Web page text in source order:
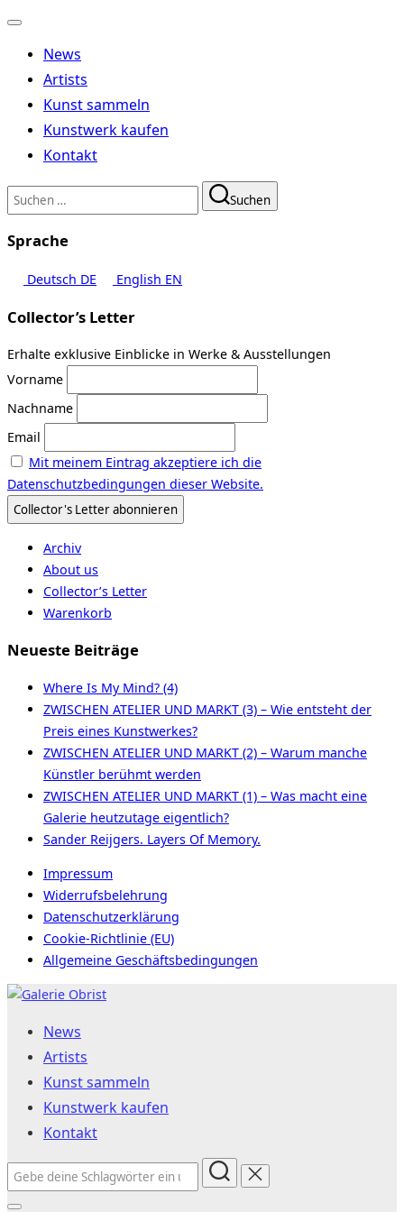
Navigation
umschalten
News
Artists
Kunst sammeln
Kunstwerk kaufen
Kontakt
Suchen
nach:
Suchen
Sprache
Deutsch DE English EN
Collector’s Letter
Erhalte exklusive Einblicke in Werke & Ausstellungen
Vorname
Nachname
Email
Mit meinem Eintrag akzeptiere ich die
Datenschutzbedingungen dieser Website.
Archiv
About us
Collector’s Letter
Warenkorb
Neueste Beiträge
Where Is My Mind? (4)
ZWISCHEN ATELIER UND MARKT (3) – Wie entsteht der
Preis eines Kunstwerkes?
ZWISCHEN ATELIER UND MARKT (2) – Warum manche
Künstler berühmt werden
ZWISCHEN ATELIER UND MARKT (1) – Was macht eine
Galerie heutzutage eigentlich?
Sander Reijgers. Layers Of Memory.
Impressum
Widerrufsbelehrung
Datenschutzerklärung
Cookie-Richtlinie (EU)
Allgemeine Geschäftsbedingungen
Zum
springenNews
Artists
Kunst sammeln
Kunstwerk kaufen
Kontakt
Suchen
nach: